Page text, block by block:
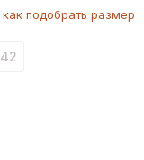
как подобрать размер
42